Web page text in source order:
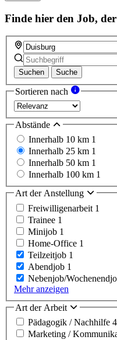
Finde hier den Job,
Suchen Suche
Sortieren nach
Abstände
Innerhalb 10 km 1
Innerhalb 25 km 1
Innerhalb 50 km 1
Innerhalb 100 km 1
Art der Anstellung
Freiwilligenarbeit 1
Trainee 1
Minijob 1
Home-Office 1
Teilzeitjob 1
Abendjob 1
Nebenjob/
Mehr anzeigen
Art der Arbeit
Pädagogik / Nachhilfe
Marketing /